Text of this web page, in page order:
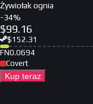
Żywiołak ognia
-34%
$99.16
$152.31
FN0.0694
Covert
Kup teraz